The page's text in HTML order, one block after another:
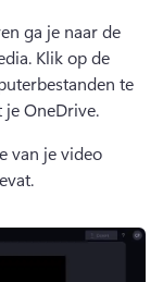
ga je naar de
Klik op de
te
je OneDrive.
van je video